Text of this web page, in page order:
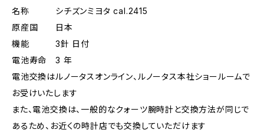
名称 シチズンミヨタ cal.2415
原産国 日本
機能 3針 日付
電池寿命 3 年
電池交換はルノータスオンライン、ルノータス本社ショールームで
お受けいたします
また、電池交換は、一般的なクォーツ腕時計と交換方法が同じで
あるため、お近くの時計店でも交換していただけます